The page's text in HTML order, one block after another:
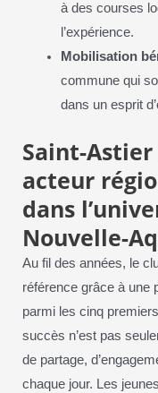
à des courses
l’expérience.
Mobilisation
commune qui
dans un esprit
Saint-
acteur
dans
Nouvelle-
Au fil des années, le
référence grâce à une
parmi les cinq
succès n’est pas
de partage,
chaque jour. Les